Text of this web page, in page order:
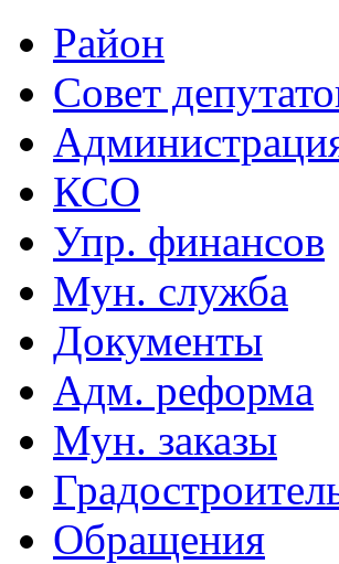
Район
Совет
КСО
Упр. финансов
Мун. служба
Документы
Адм. реформа
Мун. заказы
Обращения